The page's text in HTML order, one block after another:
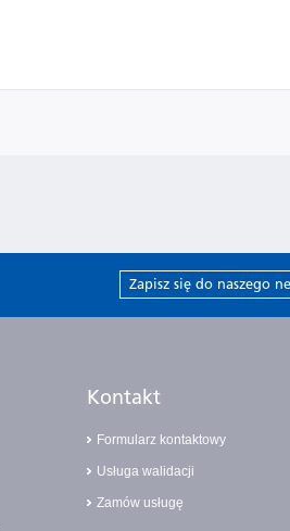
Zapisz się do naszego
Kontakt
Formularz kontaktowy
Usługa walidacji
Zamów usługę